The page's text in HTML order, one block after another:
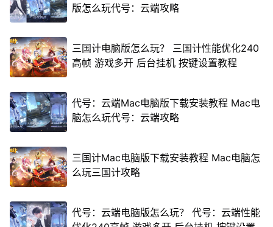
版怎么玩代号：云端攻略
三国计电脑版怎么玩？ 三国计性能优化240
高帧 游戏多开 后台挂机 按键设置教程
代号：云端Mac电脑版下载安装教程 Mac电
脑怎么玩代号：云端攻略
三国计Mac电脑版下载安装教程 Mac电脑怎
么玩三国计攻略
代号：云端电脑版怎么玩？ 代号：云端性能